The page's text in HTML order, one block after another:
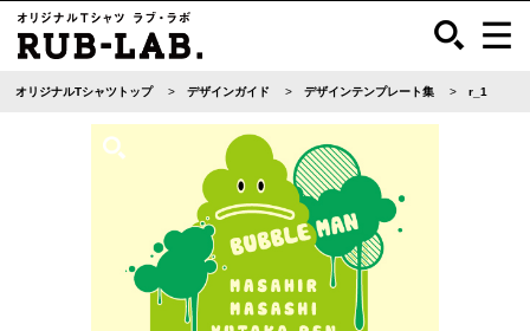
オリジナルTシャツトップ デザインガイド デザインテンプレート集 r_1